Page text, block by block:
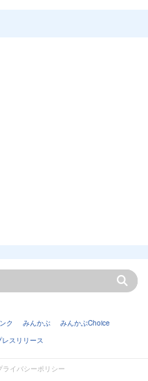
ク みんかぶ
みんかぶChoice
レスリリース
ライバシーポリシー